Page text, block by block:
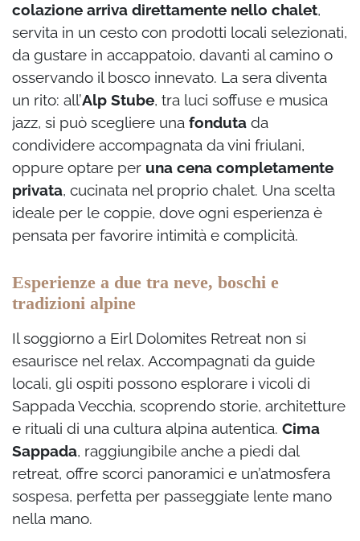
colazione arriva direttamente nello chalet,
servita in un cesto con prodotti locali selezionati,
da gustare in accappatoio, davanti al camino o
osservando il bosco innevato. La sera diventa
un rito: all’Alp Stube, tra luci soffuse e musica
jazz, si può scegliere una fonduta da
condividere accompagnata da vini friulani,
oppure optare per una cena completamente
privata, cucinata nel proprio chalet. Una scelta
ideale per le coppie, dove ogni esperienza è
pensata per favorire intimità e complicità.
Esperienze a due tra neve, boschi e
tradizioni alpine
Il soggiorno a Eirl Dolomites Retreat non si
esaurisce nel relax. Accompagnati da guide
locali, gli ospiti possono esplorare i vicoli di
Sappada Vecchia, scoprendo storie, architetture
e rituali di una cultura alpina autentica. Cima
Sappada, raggiungibile anche a piedi dal
retreat, offre scorci panoramici e un’atmosfera
sospesa, perfetta per passeggiate lente mano
nella mano.